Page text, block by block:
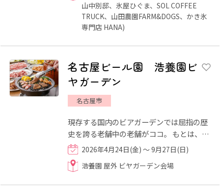
山中別邸、氷屋ひぐま、SOL COFFEE
TRUCK、山田農園FARM&DOGS、かき氷
専門店 HANA)
名古屋ビール園 浩養園ビ
ヤガーデン
名古屋市
現存する国内のビアガーデンでは屈指の歴
史を誇る老舗中の老舗がココ。 もとは、サ
ッポロビール名古屋工場が昭和6年に開い
た接待所で、昭和46年に...
2026年4月24日(金) ～ 9月27日(日)
浩養園 屋外 ビヤガーデン会場